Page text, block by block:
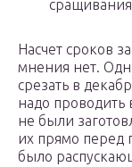
Насчет сроков
мнения нет.
срезать в
надо
не были
их прямо перед
было